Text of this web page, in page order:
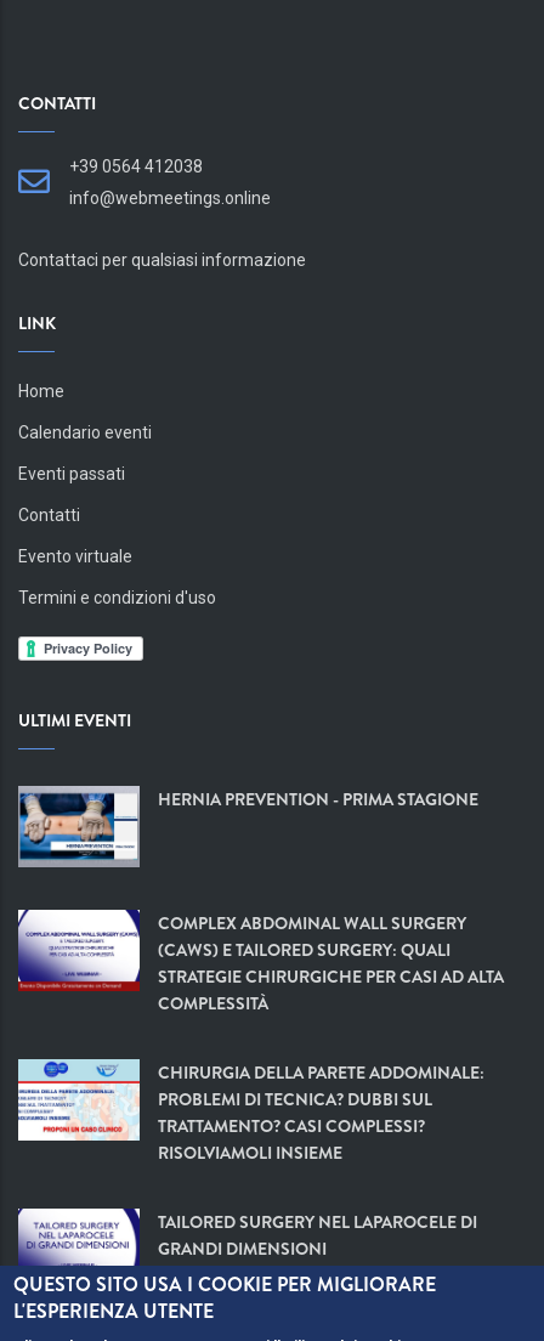
CONTATTI
+39 0564 412038
info@webmeetings.online
Contattaci per qualsiasi informazione
LINK
Home
Calendario eventi
Eventi passati
Contatti
Evento virtuale
Termini e condizioni d'uso
ULTIMI EVENTI
HERNIA PREVENTION - PRIMA STAGIONE
COMPLEX ABDOMINAL WALL SURGERY
(CAWS) E TAILORED SURGERY: QUALI
STRATEGIE CHIRURGICHE PER CASI AD ALTA
COMPLESSITÀ
CHIRURGIA DELLA PARETE ADDOMINALE:
PROBLEMI DI TECNICA? DUBBI SUL
TRATTAMENTO? CASI COMPLESSI?
RISOLVIAMOLI INSIEME
TAILORED SURGERY NEL LAPAROCELE DI
GRANDI DIMENSIONI
QUESTO SITO USA I COOKIE PER MIGLIORARE
L'ESPERIENZA UTENTE